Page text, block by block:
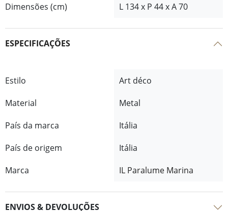
Dimensões (cm)
L 134 x P 44 x A 70
ESPECIFICAÇÕES
Estilo
Art déco
Material
Metal
País da marca
Itália
País de origem
Itália
Marca
IL Paralume Marina
ENVIOS & DEVOLUÇÕES